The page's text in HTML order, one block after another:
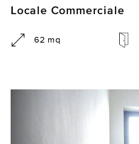
Locale Commerciale
62 mq